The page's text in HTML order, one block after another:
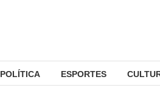
POLÍTICA ESPORTES